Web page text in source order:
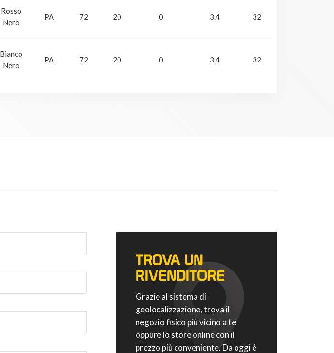
Rosso
Nero
PA 72 20 0 3.4 32
Bianco
Nero
PA 72 20 0 3.4 32
TROVA UN
RIVENDITORE
Grazie al sistema di
geolocalizzazione, trova il
negozio fisico più vicino a te
oppure lo store online con il
prezzo più conveniente. Da oggi è